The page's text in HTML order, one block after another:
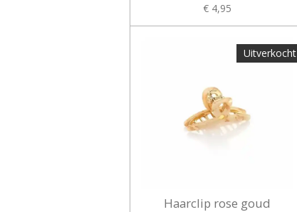
€ 4,95
Uitverkocht
Haarclip rose goud